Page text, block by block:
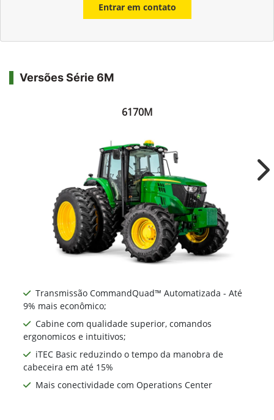
Entrar em contato
Versões Série 6M
6170M
Transmissão CommandQuad™ Automatizada - Até
9% mais econômico;
Cabine com qualidade superior, comandos
ergonomicos e intuitivos;
iTEC Basic reduzindo o tempo da manobra de
cabeceira em até 15%
Mais conectividade com Operations Center